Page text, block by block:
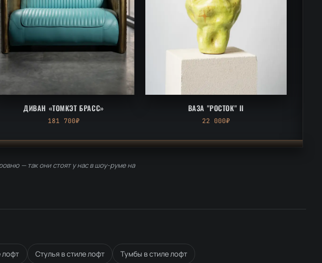
ДИВАН «ТОМКЭТ БРАСС»
181 700₽
ВАЗА "РОСТОК" II
22 000₽
— так они стоят у нас в шоу-руме на
лофт Стулья в стиле лофт Тумбы в стиле лофт